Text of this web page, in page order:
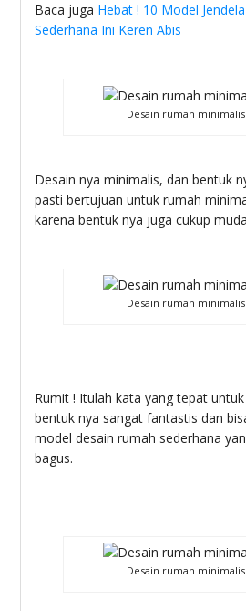
Baca juga Hebat ! 10 Model
Sederhana Ini Keren Abis
Desain rumah
Desain nya minimalis, dan bentuk
pasti bertujuan untuk rumah
karena bentuk nya juga cukup
Desain rumah
Rumit ! Itulah kata yang tepat
bentuk nya sangat fantastis dan
model desain rumah sederhana
bagus.
Desain rumah